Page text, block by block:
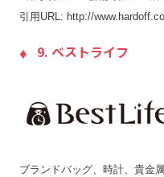
引用URL: http://
9. ベストライフ
ブランドバッグ、時計、貴金